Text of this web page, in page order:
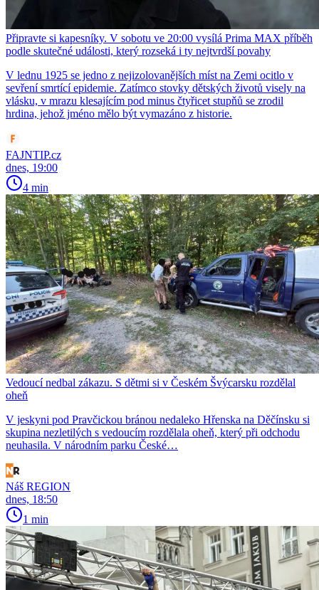
Připravte si kapesníky. V sobotu ve 20:00 vysílá Prima MAX příběh
podle skutečné události, který rozseká i ty nejtvrdší povahy
V lednu 1925 se jedno z nejizolovanějších míst na Zemi ocitlo v
sevření smrtící epidemie. Zatímco stovky dětských životů visely na
vlásku, v mrazu klesajícím pod minus čtyřicet stupňů se zrodil
hrdina, jehož jméno mělo být vymazáno z historie.
FAJNTIP.cz
dnes, 19:00
4 min
Vedoucí nedbal zákazu. S dětmi si v Českém Švýcarsku rozdělal
oheň
V jeskyni pod Pravčickou bránou nedaleko Hřenska na Děčínsku si
skupina nezletilých s vedoucím rozdělala oheň, který při odchodu
neuhasila. V národním parku České…
Náš REGION
dnes, 18:50
1 min